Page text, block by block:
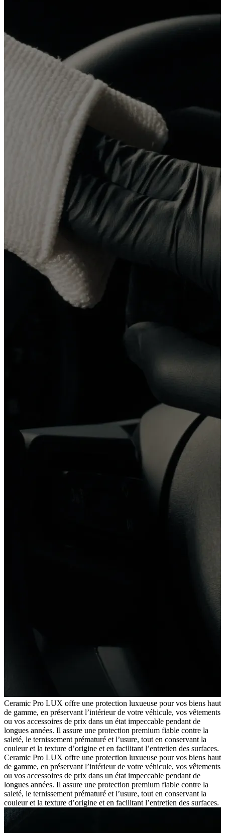
Ceramic Pro LUX offre une protection luxueuse pour vos biens haut
de gamme, en préservant l’intérieur de votre véhicule, vos vêtements
ou vos accessoires de prix dans un état impeccable pendant de
longues années. Il assure une protection premium fiable contre la
saleté, le ternissement prématuré et l’usure, tout en conservant la
couleur et la texture d’origine et en facilitant l’entretien des surfaces.
Ceramic Pro LUX offre une protection luxueuse pour vos biens haut
de gamme, en préservant l’intérieur de votre véhicule, vos vêtements
ou vos accessoires de prix dans un état impeccable pendant de
longues années. Il assure une protection premium fiable contre la
saleté, le ternissement prématuré et l’usure, tout en conservant la
couleur et la texture d’origine et en facilitant l’entretien des surfaces.